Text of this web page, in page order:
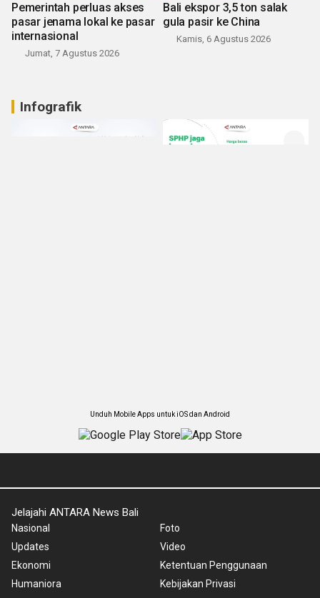
Pemerintah perluas akses
pasar jenama lokal ke pasar
internasional
Jumat, 7 Agustus 2026
Bali ekspor 3,5 ton salak
gula pasir ke China
Kamis, 6 Agustus 2026
Infografik
Unduh Mobile Apps untuk iOS dan Android
Jelajahi ANTARA News Bali
Nasional
Updates
Ekonomi
Humaniora
Foto
Video
Ketentuan Penggunaan
Kebijakan Privasi